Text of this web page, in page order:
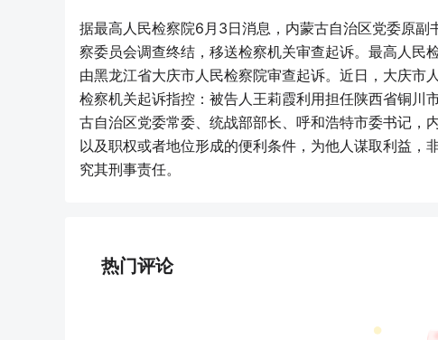
据最高人民检察院6月3日消息，内蒙古自治区党委原
察委员会调查终结，移送检察机关审查起诉。最高人民
由黑龙江省大庆市人民检察院审查起诉。近日，大庆市
检察机关起诉指控：被告人王莉霞利用担任陕西省铜川
古自治区党委常委、统战部部长、呼和浩特市委书记，
以及职权或者地位形成的便利条件，为他人谋取利益，
究其刑事责任。
热门评论